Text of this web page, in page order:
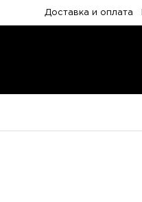
Доставка и оплата